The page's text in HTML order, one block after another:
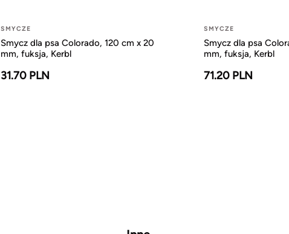
SMYCZE
Smycz dla psa Colorado, 120 cm x 20
mm, fuksja, Kerbl
31.70 PLN
SMYCZE
Smycz dla psa
mm, fuksja, Kerbl
71.20 PLN